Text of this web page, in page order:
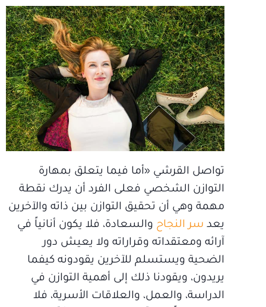
تواصل القرشي «أما فيما يتعلق بمهارة
التوازن الشخصي فعلى الفرد أن يدرك نقطة
مهمة وهي أن تحقيق التوازن بين ذاته والآخرين
يعد سر النجاح والسعادة، فلا يكون أنانياً في
آرائه ومعتقداته وقراراته ولا يعيش دور
الضحية ويستسلم للآخرين يقودونه كيفما
يريدون، ويقودنا ذلك إلى أهمية التوازن في
الدراسة، والعمل، والعلاقات الأسرية، فلا